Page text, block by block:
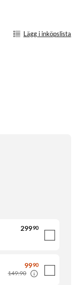
Lägg i inköpslista
29990
9990
149:90